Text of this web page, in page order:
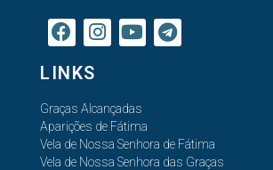
LINKS
Graças Alcançadas
Aparições de Fátima
Vela de Nossa Senhora de Fátima
Vela de Nossa Senhora das Graças